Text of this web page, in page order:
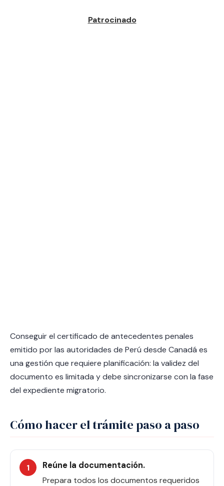
Conseguir el certificado de antecedentes penales
emitido por las autoridades de Perú desde Canadá es
una gestión que requiere planificación: la validez del
documento es limitada y debe sincronizarse con la fase
del expediente migratorio.
Cómo hacer el trámite paso a paso
Reúne la documentación.
Prepara todos los documentos requeridos